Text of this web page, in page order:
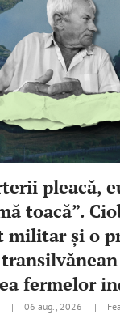
pleacă,
toacă”.
militar şi o
fermelor
| 06 aug., 2026 |